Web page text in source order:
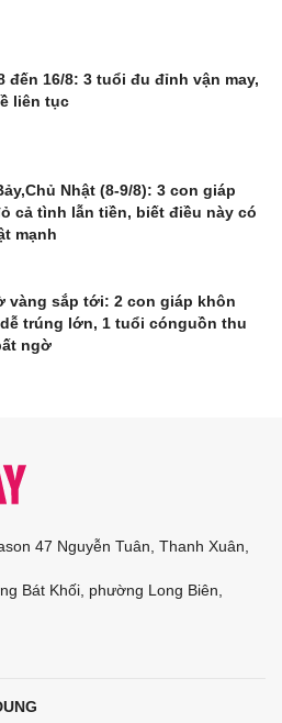
đến 16/8: 3 tuổi đu đỉnh vận may,
liên tục
Nhật (8-9/8): 3 con giáp
cả tình lẫn tiền, biết điều này có
mạnh
vàng sắp tới: 2 con giáp khôn
trúng lớn, 1 tuổi cónguồn thu
ngờ
47 Nguyễn Tuân, Thanh Xuân,
Bát Khối, phường Long Biên,